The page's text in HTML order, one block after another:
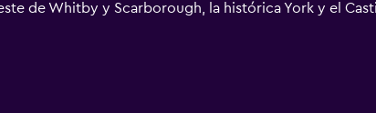
de Whitby y Scarborough, la histórica York y el
recorrido por el área de Heartbeat Country. Con un
Western Forest & Vale Hotel es uno de los